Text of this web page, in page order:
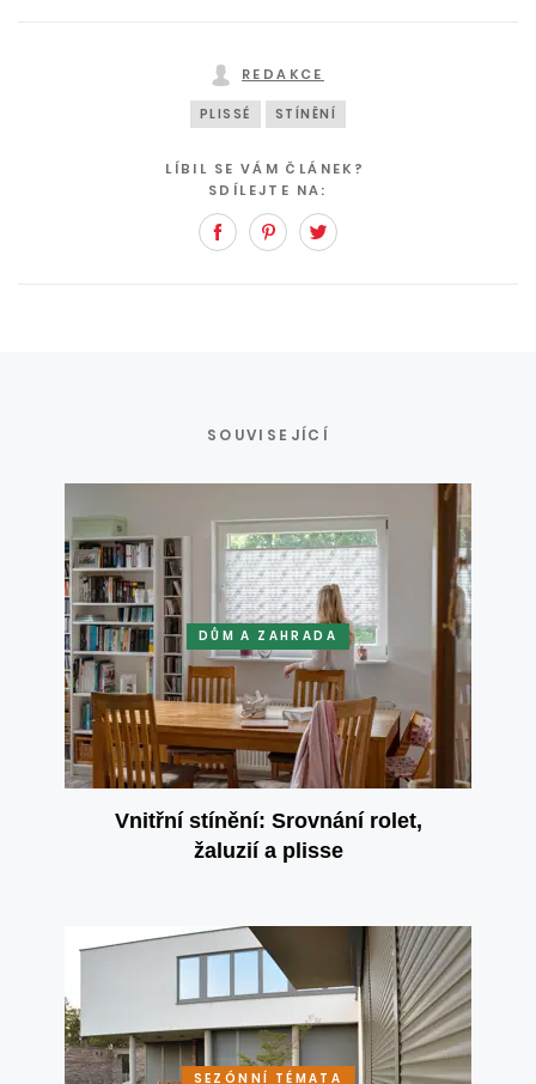
REDAKCE
PLISSÉ STÍNĚNÍ
LÍBIL SE VÁM ČLÁNEK?
SDÍLEJTE NA:
FacebookPinterest
SOUVISEJÍCÍ
DŮM A ZAHRADA
Vnitřní stínění: Srovnání rolet,
žaluzií a plisse
SEZÓNNÍ TÉMATA